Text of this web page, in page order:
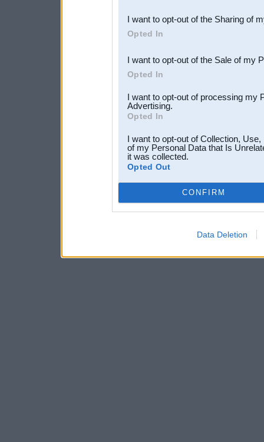
Downstream Participants
third parties.
I want to opt-out of the Sharing of
Opted In
I want to opt-out of the Sale of my
Opted In
I want to opt-out of processing my
Advertising.
Opted In
I want to opt-out of Collection,
of my Personal Data that Is
it was collected.
Opted Out
CONFIRM
Data Deletion